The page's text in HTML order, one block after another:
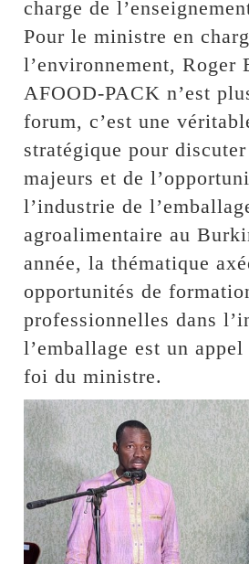
charge de
Pour le ministre en
l’environnement, Roger
AFOOD-PACK n’est
forum, c’est une
stratégique pour
majeurs et de
l’industrie de
agroalimentaire au
année, la thématique
opportunités de
professionnelles dans
l’emballage est un
foi du ministre.